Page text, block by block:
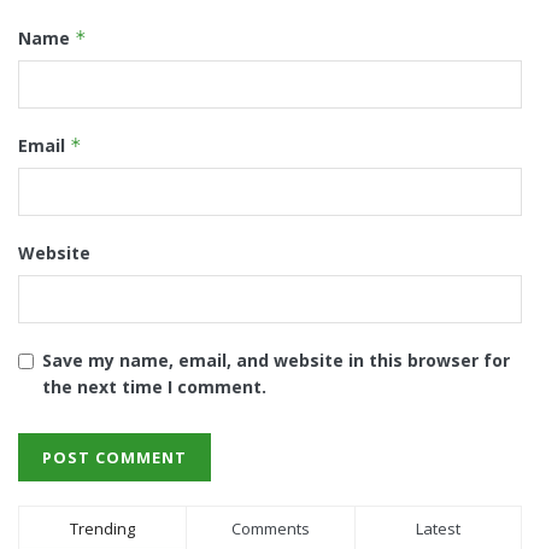
Name *
Email *
Website
Save my name, email, and website in this browser for
the next time I comment.
Trending Comments Latest